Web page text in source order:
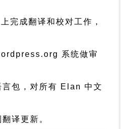
完成翻译和校对工作，
系统做审
包，对所有 Elan 中文
译更新。